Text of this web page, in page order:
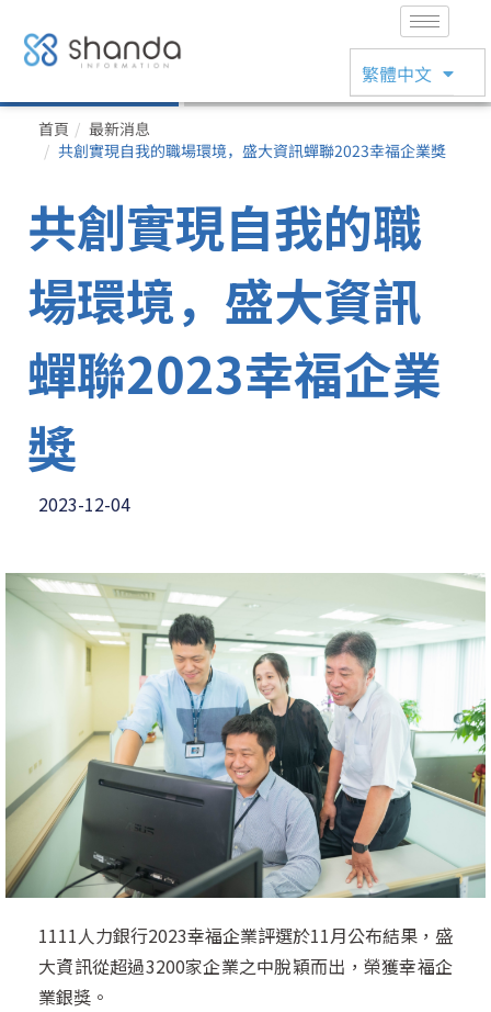
繁體中文
English
日本語
首頁
最新消息
共創實現自我的職場環境，盛大資訊蟬聯2023幸福企業獎
共創實現自我的職
場環境，盛大資訊
蟬聯2023幸福企業
獎
2023-12-04
1111人力銀行2023幸福企業評選於11月公布結果，盛
大資訊從超過3200家企業之中脫穎而出，榮獲幸福企
業銀獎。